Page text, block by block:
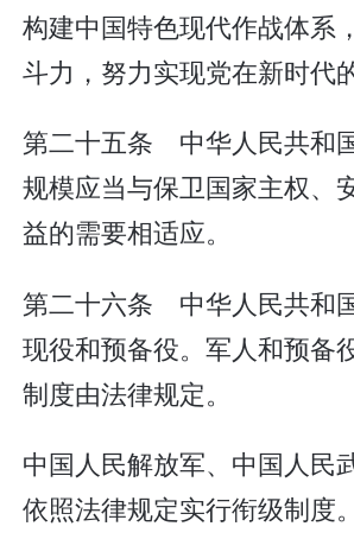
构建中国特色现代作战体系
斗力，努力实现党在新时代
第二十五条 中华人民共和
规模应当与保卫国家主权、
益的需要相适应。
第二十六条 中华人民共和
现役和预备役。军人和预备
制度由法律规定。
中国人民解放军、中国人民
依照法律规定实行衔级制度。